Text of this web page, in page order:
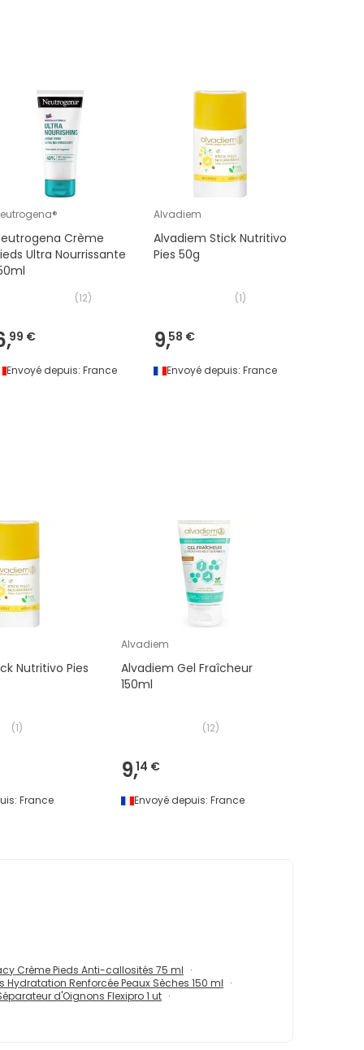
Crème
Ultra Nourrissante
(12)
99 €
Envoyé depuis: France
Alvadiem
Alvadiem Stick Nutritivo
Pies 50g
(1)
9,58 €
Envoyé depuis: France
Nutritivo Pies
(1)
France
Alvadiem
Alvadiem Gel Fraîcheur
150ml
(12)
9,14 €
Envoyé depuis: France
Crème Pieds Anti-callosités 75 ml
Hydratation Renforcée Peaux Sèches 150 ml
d'Oignons Flexipro 1 ut